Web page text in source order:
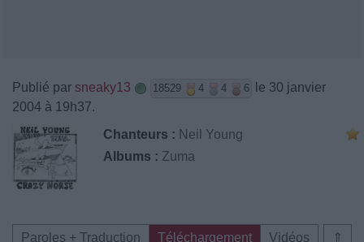
Publié par sneaky13 18529 4 4 6
le 30 janvier
2004 à 19h37.
Chanteurs : Neil Young
Albums : Zuma
⇑
Paroles + Traduction Téléchargement
Vidéos